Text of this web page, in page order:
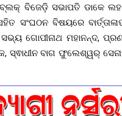
ବ୍ଲକ୍ ବିଜେଡ଼ି ସଭାପତି ଡାକେ
ସଂଘଠନ ବିଷୟରେ
ଗୋପୀନାଥ ମହାନନ୍ଦ,
ବାଗ ଫୁଲେଶ୍ୱର୍